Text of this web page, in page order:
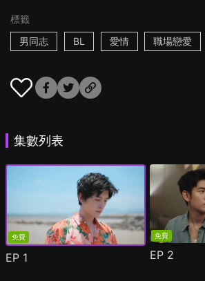
標籤
男同志
BL 愛情 職場戀愛
集數列表
免費
EP 1
免費
EP 2